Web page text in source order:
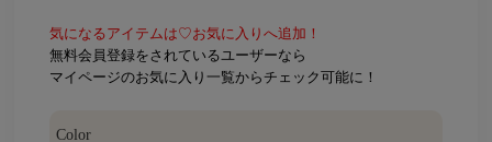
気になるアイテムは♡お気に入りへ追加！
無料会員登録をされているユーザーなら
マイページのお気に入り一覧からチェック可能に！
Color